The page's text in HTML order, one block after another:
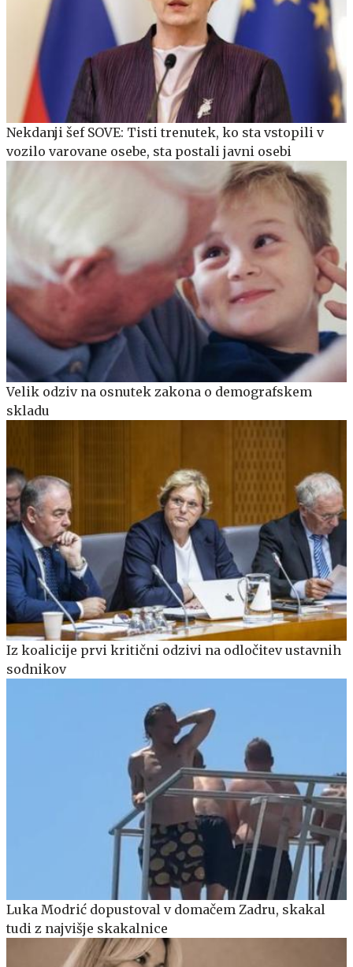
Nekdanji šef SOVE: Tisti trenutek, ko sta vstopili v
vozilo varovane osebe, sta postali javni osebi
Velik odziv na osnutek zakona o demografskem
skladu
Iz koalicije prvi kritični odzivi na odločitev ustavnih
sodnikov
Luka Modrić dopustoval v domačem Zadru, skakal
tudi z najvišje skakalnice